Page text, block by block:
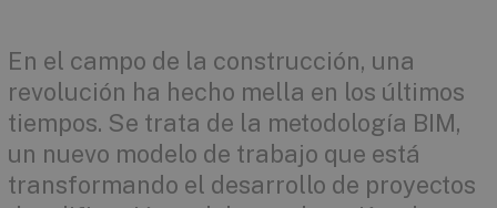
En el campo de la construcción, una
revolución ha hecho mella en los últimos
tiempos. Se trata de la metodología BIM,
un nuevo modelo de trabajo que está
transformando el desarrollo de proyectos